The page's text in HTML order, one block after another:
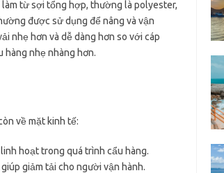
làm từ sợi tổng hợp, thường là polyester,
được sử dụng để nâng và vận
nhẹ hơn và dễ dàng hơn so với cáp
nhẹ nhàng hơn.
về mặt kinh tế:
hoạt trong quá trình cẩu hàng.
giảm tải cho người vận hành.